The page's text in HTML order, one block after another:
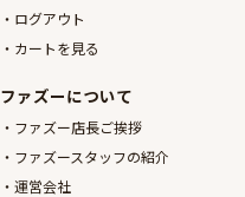
ログアウト
カートを見る
ファズーについて
ファズー店長ご挨拶
ファズースタッフの紹介
運営会社